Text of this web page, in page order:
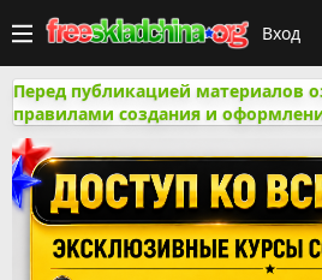
Вход
Перед публикацией материалов
правилами создания и